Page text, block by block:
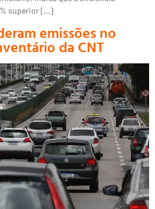
superior […]
emissões no
da CNT